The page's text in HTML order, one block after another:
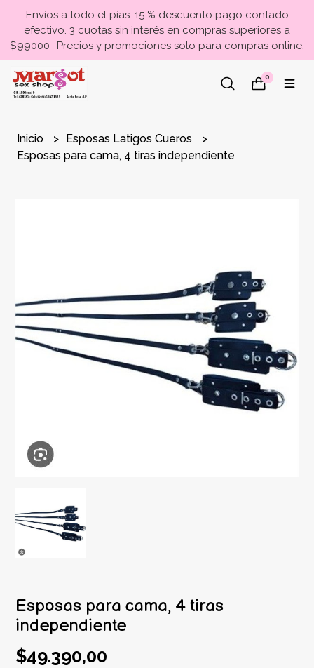
Envíos a todo el pías. 15 % descuento pago contado
efectivo. 3 cuotas sin interés en compras superiores a
$99000- Precios y promociones solo para compras online.
0
Inicio
Esposas Latigos Cueros
Esposas para cama, 4 tiras independiente
Esposas para cama, 4 tiras
independiente
$49.390,00